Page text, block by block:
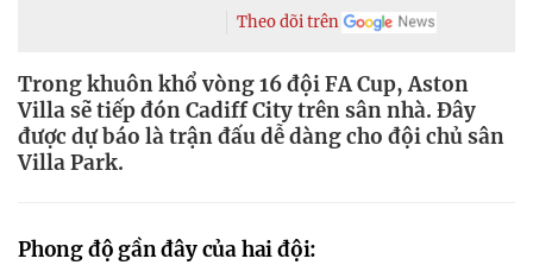
Theo dõi trên
Trong khuôn khổ vòng 16 đội FA Cup, Aston
Villa sẽ tiếp đón Cadiff City trên sân nhà. Đây
được dự báo là trận đấu dễ dàng cho đội chủ sân
Villa Park.
Phong độ gần đây của hai đội: